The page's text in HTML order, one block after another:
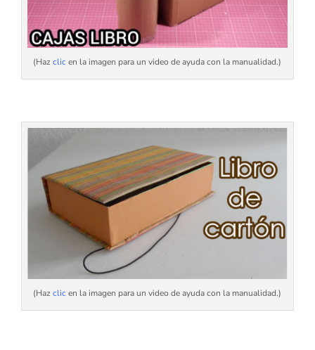
(Hazclic en la imagen para un video de ayuda con la manualidad.)
(Hazclic en la imagen para un video de ayuda con la manualidad.)